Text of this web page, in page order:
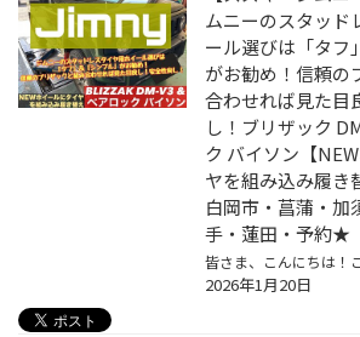
ムニーのスタッド
ール選びは「タフ
がお勧め！信頼の
合わせれば見た目
し！ブリザック
ク バイソン【
ヤを組み込み履き
白岡市・菖蒲・加
手・蓮田・予約★
2026年1月20日